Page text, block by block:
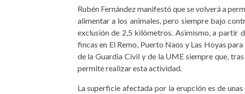
Rubén Fernández manifestó que se volverá a
alimentar a los animales, pero siempre bajo
exclusión de 2,5 kilómetros. Asimismo, a partir
fincas en El Remo, Puerto Naos y Las Hoyas
de la Guardia Civil y de la UME siempre que,
permite realizar esta actividad.
La superficie afectada por la erupción es de